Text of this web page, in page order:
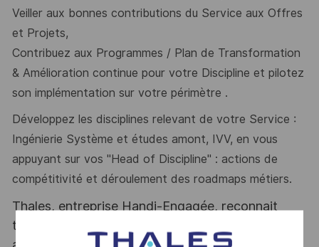
Veiller aux bonnes contributions du Service aux Offres
et Projets,
Contribuez aux Programmes / Plan de Transformation
& Amélioration continue pour votre Discipline et pilotez
son implémentation sur votre périmètre .
Développez les disciplines relevant de votre Service :
Ingénierie Système et études amont, IVV, en vous
appuyant sur vos "Head of Discipline" : actions de
compétitivité et déroulement des roadmaps métiers.
Thales, entreprise Handi-Engagée, reconnait
tous les talents. La diversité est notre meilleur